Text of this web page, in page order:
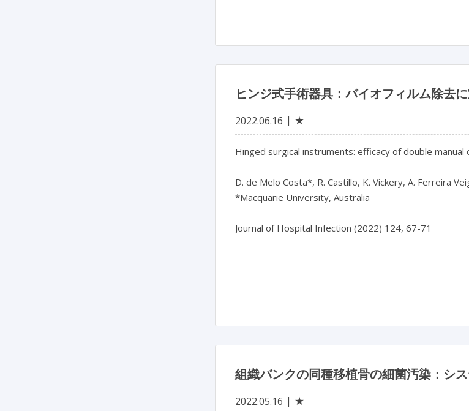
ヒンジ式手術器具：バイオフィルム除去
2022.06.16 ★
Hinged surgical instruments: efficacy of double
D. de Melo Costa*, R. Castillo, K. Vickery, A. Ferreira
*Macquarie University, Australia
Journal of Hospital Infection (2022) 124, 67-71
組織バンクの同種移植骨の細菌汚染：シ
2022.05.16 ★